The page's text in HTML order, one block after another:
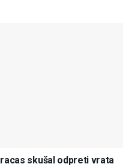
skušal odpreti vrata